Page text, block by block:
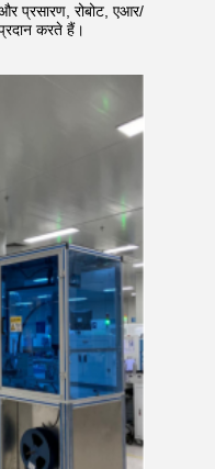
प्रसारण, रोबोट, एआर/
करते हैं।